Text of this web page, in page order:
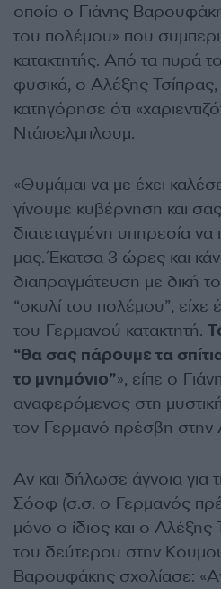
οποίο ο Γιάνης
του πολέμου» που
κατακτητής. Από τα πυρά
φυσικά, ο Αλέξης Τσίπρας,
κατηγόρησε ότι
Ντάισελμπλουμ.
«Θυμάμαι να με έχει
γίνουμε κυβέρνηση και
διατεταγμένη υπηρεσία να
μας. Έκατσα 3 ώρες και
διαπραγμάτευση με δική
“σκυλί του πολέμου”, είχε
του Γερμανού κατακτητή.
“θα σας πάρουμε τα
το μνημόνιο”», είπε ο
αναφερόμενος στη
τον Γερμανό πρέσβη
Αν και δήλωσε άγνοια για
Σόοφ (σ.σ. ο Γερμανός
μόνο ο ίδιος και ο
του δεύτερου στην
Βαρουφάκης σχολίασε: